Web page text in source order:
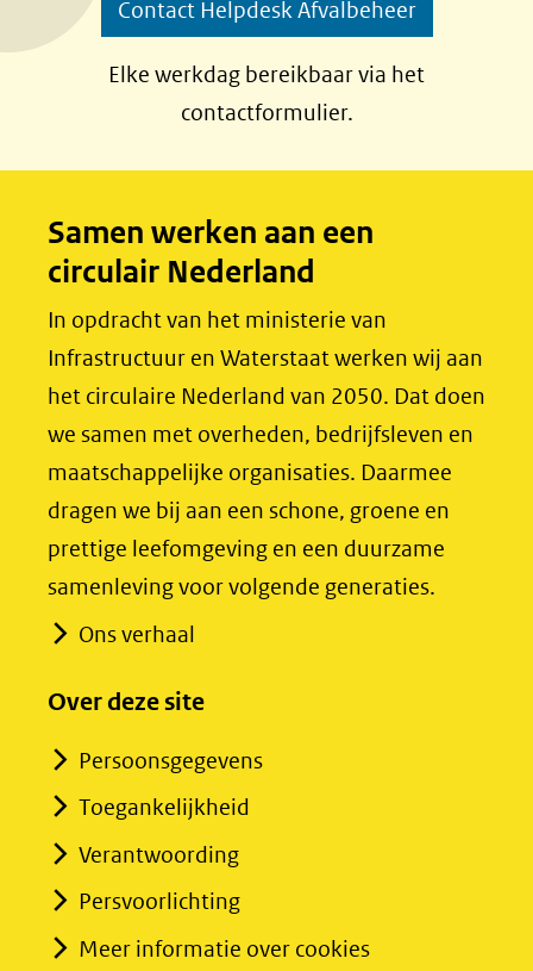
F
b
o
k
(opent
nieuw
naar
een
andere
website)
L
e
I
n
(opent
nieuw
naar
een
andere
website)
Contact Helpdesk Afvalbeheer
Elke werkdag bereikbaar via het
contactformulier.
Samen werken aan een
circulair Nederland
In opdracht van het ministerie van
Infrastructuur en Waterstaat werken wij aan
het circulaire Nederland van 2050. Dat doen
we samen met overheden, bedrijfsleven en
maatschappelijke organisaties. Daarmee
dragen we bij aan een schone, groene en
prettige leefomgeving en een duurzame
samenleving voor volgende generaties.
Ons verhaal
Over deze site
Persoonsgegevens
Toegankelijkheid
Verantwoording
Persvoorlichting
Meer informatie over cookies